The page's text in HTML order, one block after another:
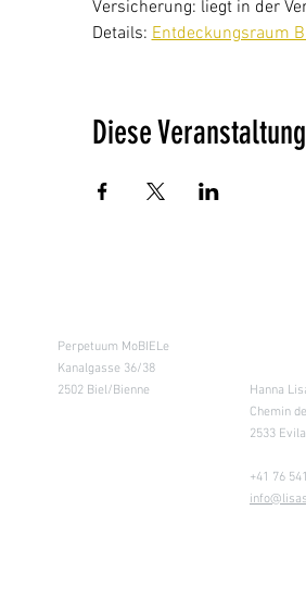
Versicherung: liegt in der
Details: Entdeckungsraum
Diese
Perpetuum MoBIELe
Kanalgasse 36/38
2502 Biel/Bienne
Hanna
Chemin
2533
+41 76